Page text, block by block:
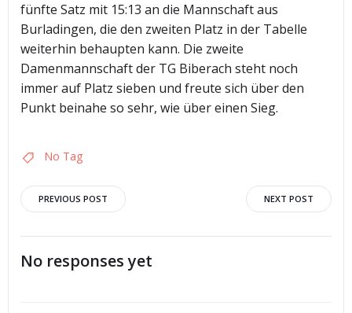
fünfte Satz mit 15:13 an die Mannschaft aus
Burladingen, die den zweiten Platz in der Tabelle
weiterhin behaupten kann. Die zweite
Damenmannschaft der TG Biberach steht noch
immer auf Platz sieben und freute sich über den
Punkt beinahe so sehr, wie über einen Sieg.
No Tag
Post
navigation
PREVIOUS POST
navigation
NEXT POST
No responses yet